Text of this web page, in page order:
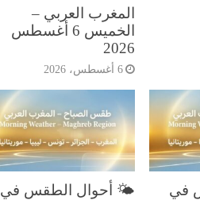
المغرب العربي –
الخميس 6 أغسطس
2026
6 أغسطس، 2026
في
🌤️ أحوال الطقس في